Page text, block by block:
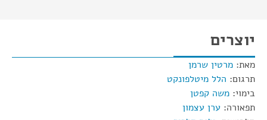
יוצרים
מאת: מרטין שרמן
תרגום: הלל מיטלפונקט
בימוי: משה קפטן
תפאורה: ערן עצמון